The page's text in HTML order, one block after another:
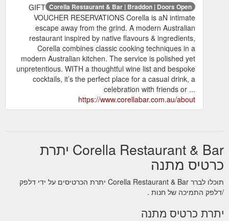
Corella Restaurant & Bar | Braddon | Doors Open
GIFT
VOUCHER RESERVATIONS Corella is aN intimate
escape away from the grind. A modern Australian
restaurant inspired by native flavours & ingredients,
Corella combines classic cooking techniques in a
modern Australian kitchen. The service is polished yet
unpretentious. WITH a thoughtful wine list and bespoke
cocktails, it’s the perfect place for a casual drink, a
celebration with friends or ...
https://www.corellabar.com.au/about
Corella Restaurant & Bar יתרת
כרטיס מתנה
תוכלו לברר Corella Restaurant & Bar יתרת הכרטיסים על ידי דלפק
/דלפק התמיכה של חנות .
יתרת כרטיס מתנה